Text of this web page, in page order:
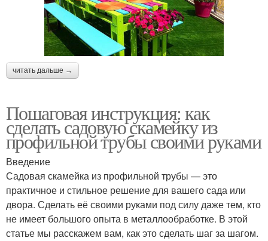
читать дальше →
Пошаговая инструкция: как
сделать садовую скамейку из
профильной трубы своими руками
Введение
Садовая скамейка из профильной трубы — это
практичное и стильное решение для вашего сада или
двора. Сделать её своими руками под силу даже тем, кто
не имеет большого опыта в металлообработке. В этой
статье мы расскажем вам, как это сделать шаг за шагом.